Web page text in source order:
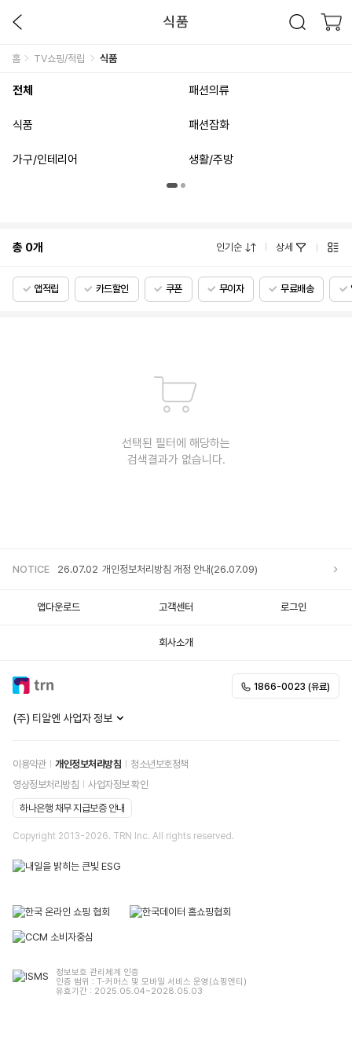
식품
홈 TV쇼핑/적립 식품
전체 패션의류
식품 패션잡화
가구/인테리어 생활/주방
총 0개 인기순 상세
앱적립 카드할인 쿠폰 무이자 무료배송
선택된 필터에 해당하는
검색결과가 없습니다.
NOTICE 26.07.02 개인정보처리방침 개정 안내(26.07.09)
앱다운로드 고객센터 로그인
회사소개
(주) 티알엔 사업자 정보
이용약관 개인정보처리방침
청소년보호정책
영상정보처리방침
사업자정보 확인
하나은행 채무 지급보증 안내
Copyright 2013-2026. TRN Inc. All rights reserved.
정보보호 관리체계 인증
인증 범위 : T-커머스 및 모바일 서비스 운영(쇼핑엔티)
유효기간 : 2025.05.04~2028.05.03
1866-0023 (유료)